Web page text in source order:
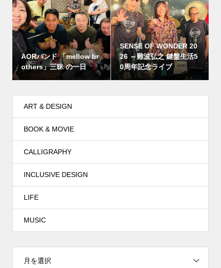
AORバンド 「mellow br
others」三昧 の一日
SENSE OF WONDER 20
26 ～難波弘之 鍵盤生活5
0周年記念ライブ
ART & DESIGN
BOOK & MOVIE
CALLIGRAPHY
INCLUSIVE DESIGN
LIFE
MUSIC
月を選択